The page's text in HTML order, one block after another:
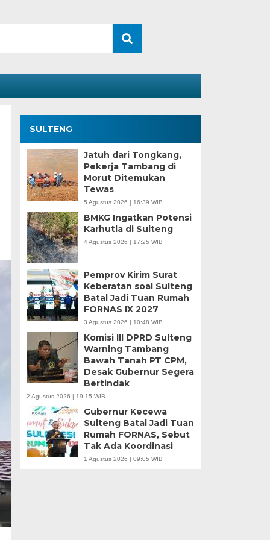
SULTENG
Jatuh dari Tongkang,
Pekerja Tambang di
Morut Ditemukan
Tewas
5 Agustus 2026 | 16:39 WIB
BMKG Ingatkan Potensi
Karhutla di Sulteng
4 Agustus 2026 | 17:25 WIB
Pemprov Kirim Surat
Keberatan soal Sulteng
Batal Jadi Tuan Rumah
FORNAS IX 2027
3 Agustus 2026 | 10:48 WIB
Komisi III DPRD Sulteng
Warning Tambang
Bawah Tanah PT CPM,
Desak Gubernur Segera
Bertindak
2 Agustus 2026 | 19:15 WIB
Gubernur Kecewa
Sulteng Batal Jadi Tuan
Rumah FORNAS, Sebut
Tak Ada Koordinasi
1 Agustus 2026 | 09:05 WIB